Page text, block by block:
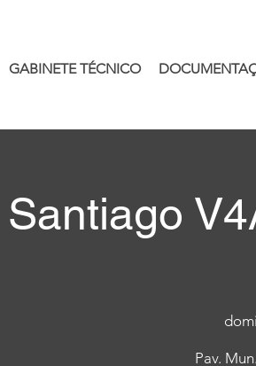
GABINETE TÉCNICO
Santiago